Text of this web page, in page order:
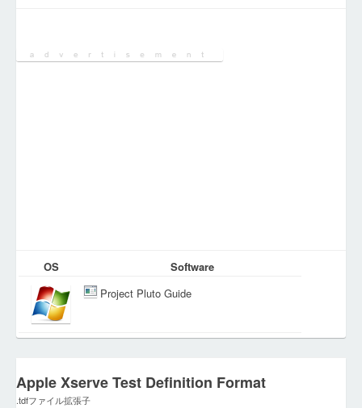
OS
Software
Project Pluto Guide
Apple Xserve Test Definition Format
.tdfファイル拡張子